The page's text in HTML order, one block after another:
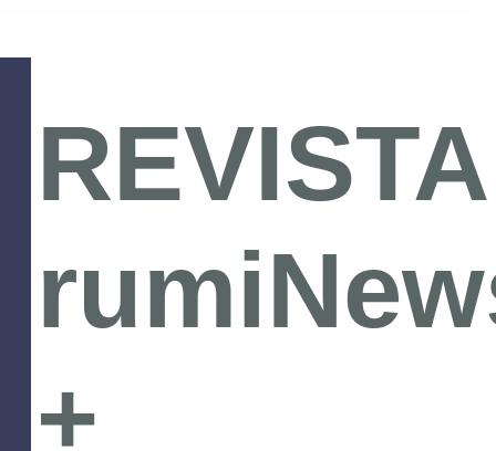
REVISTA
+